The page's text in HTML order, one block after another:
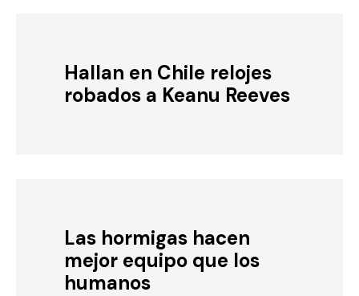
Hallan en Chile relojes
robados a Keanu Reeves
Las hormigas hacen
mejor equipo que los
humanos